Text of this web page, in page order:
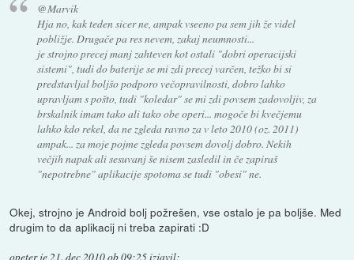
@Marvik
Hja no, kak teden sicer ne, ampak vseeno pa sem jih že videl
pobližje. Drugače pa res nevem, zakaj neumnosti...
je strojno precej manj zahteven kot ostali "dobri operacijski
sistemi", tudi do baterije se mi zdi precej varčen, težko bi si
predstavljal boljšo podporo večopravilnosti, dobro lahko
upravljam s pošto, tudi "koledar" se mi zdi povsem zadovoljiv, za
brskalnik imam tako ali tako obe operi... mogoče bi kvečjemu
lahko kdo rekel, da ne zgleda ravno za v leto 2010 (oz. 2011)
ampak... za moje pojme zgleda povsem dovolj dobro. Nekih
večjih napak ali sesuvanj še nisem zasledil in če zapiraš
"nepotrebne" aplikacije spotoma se tudi "obesi" ne.
Okej, strojno je Android bolj požrešen, vse ostalo je pa boljše. Med
drugim to da aplikacij ni treba zapirati :D
opeterje21. dec 2010 ob 09:25izjavil: